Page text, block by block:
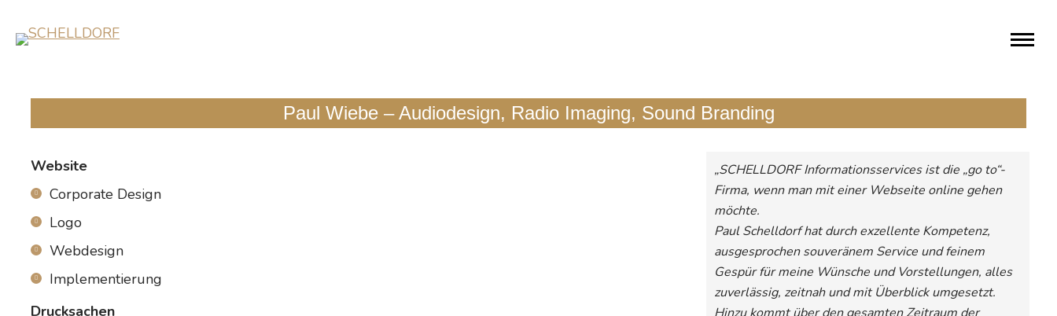
Paul Wiebe – Audiodesign, Radio Imaging, Sound Branding
Website
Corporate Design
Logo
Webdesign
Implementierung
Drucksachen
„SCHELLDORF Informationsservices ist die „go to“-
Firma, wenn man mit einer Webseite online gehen
möchte.
Paul Schelldorf hat durch exzellente Kompetenz,
ausgesprochen souveränem Service und feinem
Gespür für meine Wünsche und Vorstellungen, alles
zuverlässig, zeitnah und mit Überblick umgesetzt.